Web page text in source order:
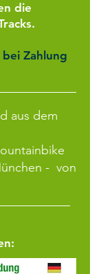
die
Zahlung
aus dem
- von